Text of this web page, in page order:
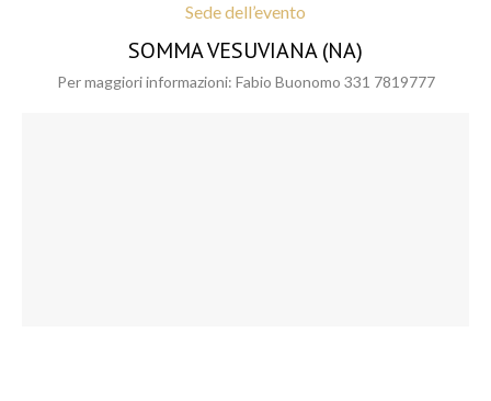
Sede dell’evento
SOMMA VESUVIANA (NA)
Per maggiori informazioni: Fabio Buonomo 331 7819777